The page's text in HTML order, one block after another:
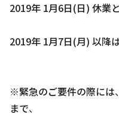
2019年 1月6日(日) 休業
2019年 1月7日(月) 以降
※緊急のご要件の際には
まで、